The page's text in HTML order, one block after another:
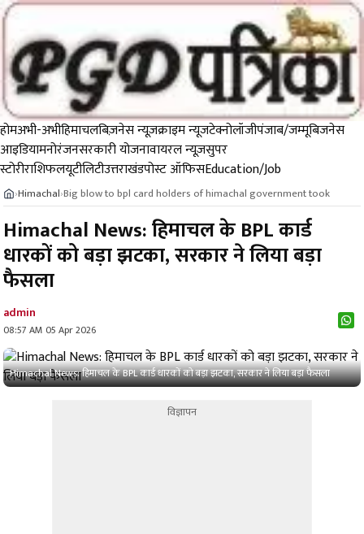
होमअभी-अभीहिमाचलबिज़नेस न्यूज़क्राइम न्यूजटेक्नोलॉजीपंजाब/जम्मूबिजनेस
आइडियामनोरंजनसरकारी योजनावायरल न्यूज़सुपर
स्टोरीराशिफलयूटीलिटीउत्तराखंडपोस्ट ऑफिसEducation/Job
›Himachal›Big blow to bpl card holders of himachal government took
Himachal News: हिमाचल के BPL कार्ड
धारकों को बड़ा झटका, सरकार ने लिया बड़ा
फैसला
admin
08:57 AM 05 Apr 2026
Himachal News: हिमाचल के BPL कार्ड धारकों को बड़ा झटका, सरकार ने लिया बड़ा फैसला
विज्ञापन